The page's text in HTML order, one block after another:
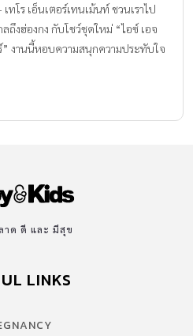
โร เอ็นเตอร์เทนเม้นท์ ชวนเราไป
งฮ่องกง กับโชว์ชุดใหม่ “ไอซ์ เอจ
งานนี้หอบความสนุกความประทับใจ
ากอนิเมชั่นเรื่องดัง“ไอซ์ เอจ”
พราะตัวละครอย่าง ซิด แมนนี่ ดิเอ
ป ฮีโร่ผู้กล้าอย่างแมนนี่ ดิเอโก้ และ
รษ์ ซึ่งในครั้งนี้พวกเขาได้พบกับ
มือกันเพื่อหาทางออกจากสวนแห่ง
รแสดงหลากหลายรูปแบบเข้าไว้ด้วย
สติก และการเต้นซึ่งหลอมรวมเข้ากับ
าด ดี และ มีสุข
LINKS